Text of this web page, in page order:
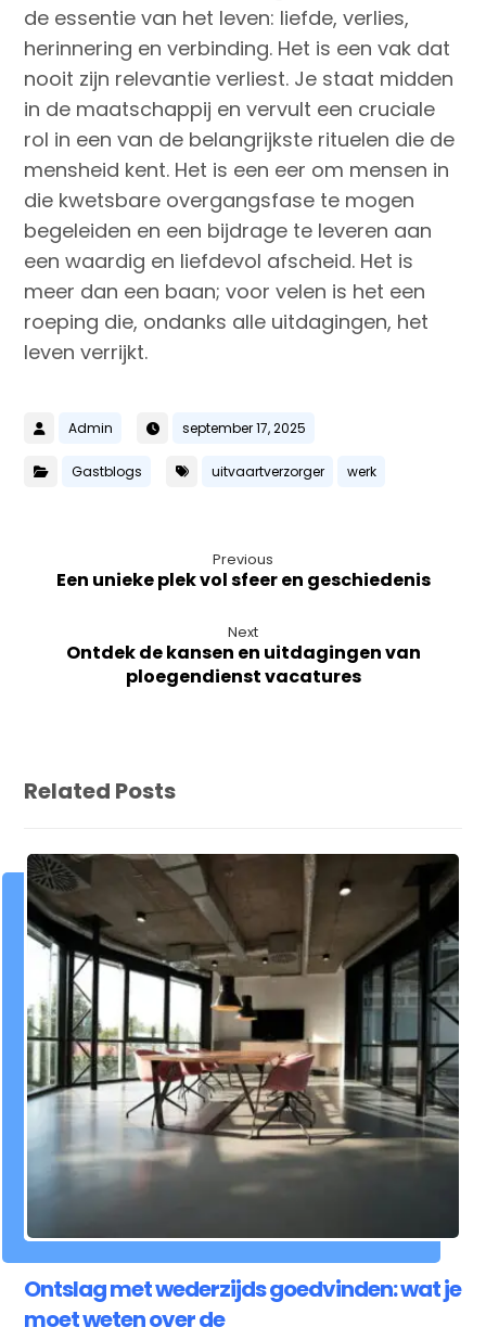
de essentie van het leven: liefde, verlies,
herinnering en verbinding. Het is een vak dat
nooit zijn relevantie verliest. Je staat midden
in de maatschappij en vervult een cruciale
rol in een van de belangrijkste rituelen die de
mensheid kent. Het is een eer om mensen in
die kwetsbare overgangsfase te mogen
begeleiden en een bijdrage te leveren aan
een waardig en liefdevol afscheid. Het is
meer dan een baan; voor velen is het een
roeping die, ondanks alle uitdagingen, het
leven verrijkt.
Admin september 17, 2025
Gastblogs uitvaartverzorger werk
Previous
Een unieke plek vol sfeer en geschiedenis
Next
Ontdek de kansen en uitdagingen van
ploegendienst vacatures
Related Posts
Ontslag met wederzijds goedvinden: wat je
moet weten over de